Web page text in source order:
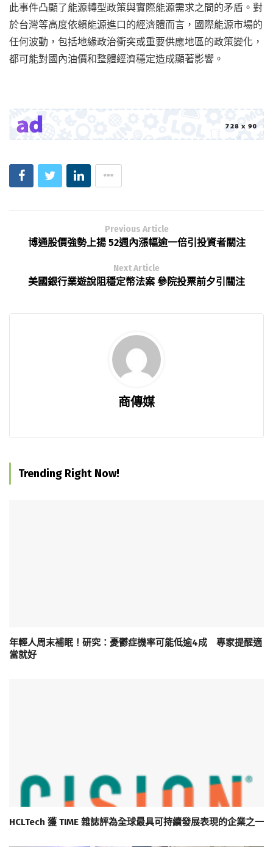
此事件凸顯了能源轉型政策與實際能源需求之間的矛盾。對
於台灣等高度依賴能源進口的經濟體而言，國際能源市場的
任何波動，包括地緣政治衝突或重要供應地區的政策變化，
都可能對國內油價和整體經濟穩定造成顯著影響。
Previous Article
博通股價強勢上揚 52週內漲幅逾一倍引投資者關注
Next Article
美國銀行業遊說阻穩定幣法案 參院投票前夕引關注
商傳媒
Trending Right Now!
年輕人周末補眠！研究：憂鬱症機率可能低逾4成 專家提醒適
當就好
HCLTech 獲 TIME 雜誌評為全球最具可持續發展表現的企業之一